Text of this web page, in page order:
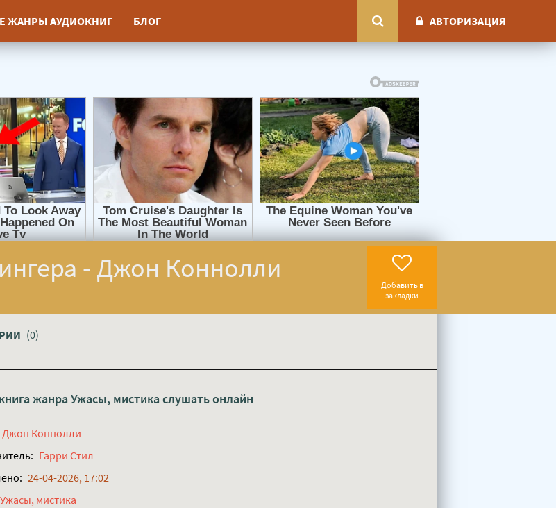
ЖАНРЫ АУДИОКНИГ БЛОГ АВТОРИЗАЦИЯ
- Джон Коннолли
Добавить в
закладки
(0)
жанра Ужасы, мистика слушать онлайн
Джон Коннолли
Гарри Стил
24-04-2026, 17:02
Ужасы, мистика